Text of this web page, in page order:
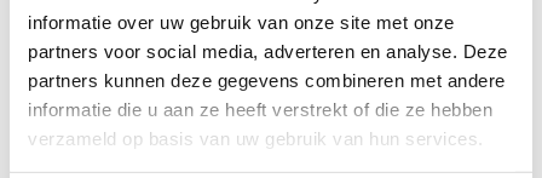
informatie over uw gebruik van onze site met onze
partners voor social media, adverteren en analyse. Deze
partners kunnen deze gegevens combineren met andere
informatie die u aan ze heeft verstrekt of die ze hebben
verzameld op basis van uw gebruik van hun services.